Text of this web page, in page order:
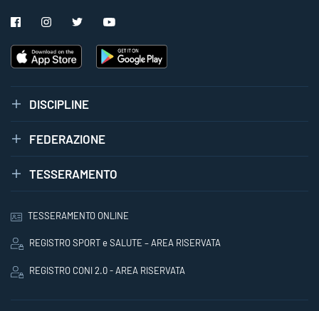
DISCIPLINE
FEDERAZIONE
TESSERAMENTO
TESSERAMENTO ONLINE
REGISTRO SPORT e SALUTE – AREA RISERVATA
REGISTRO CONI 2.0 - AREA RISERVATA